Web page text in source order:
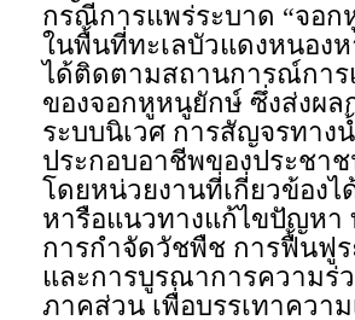
กรณีการแพร่ระบาด “จอก
ในพื้นที่ทะเลบัวแดงหนอง
ได้ติดตามสถานการณ์การ
ของจอกหูหนูยักษ์ ซึ่งส่งผล
ระบบนิเวศ การสัญจรทาง
ประกอบอาชีพของประชา
โดยหน่วยงานที่เกี่ยวข้องไ
หารือแนวทางแก้ไขปัญหา
การกำจัดวัชพืช การฟื้นฟูร
และการบูรณาการความร่
ภาคส่วน เพื่อบรรเทาควา